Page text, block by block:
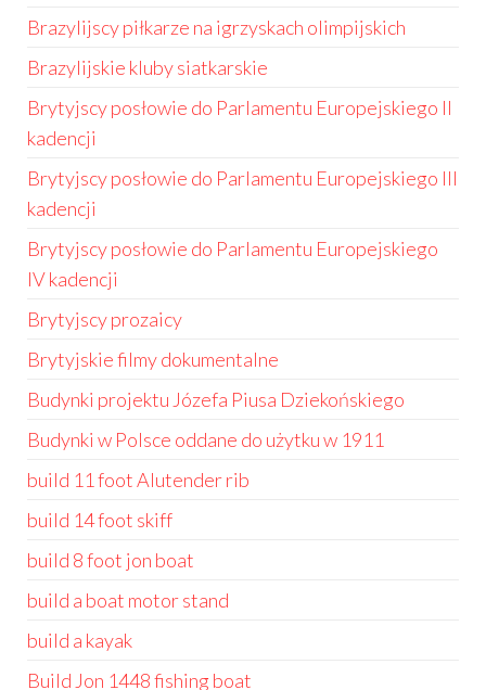
Brazylijscy piłkarze na igrzyskach olimpijskich
Brazylijskie kluby siatkarskie
Brytyjscy posłowie do Parlamentu Europejskiego II
kadencji
Brytyjscy posłowie do Parlamentu Europejskiego III
kadencji
Brytyjscy posłowie do Parlamentu Europejskiego
IV kadencji
Brytyjscy prozaicy
Brytyjskie filmy dokumentalne
Budynki projektu Józefa Piusa Dziekońskiego
Budynki w Polsce oddane do użytku w 1911
build 11 foot Alutender rib
build 14 foot skiff
build 8 foot jon boat
build a boat motor stand
build a kayak
Build Jon 1448 fishing boat